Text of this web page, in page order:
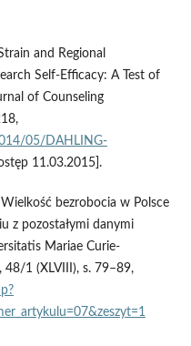
and Regional
Self-Efficacy: A Test of
of Counseling
05/DAHLING-
11.03.2015].
bezrobocia w Polsce
z pozostałymi danymi
Mariae Curie-
48/1 (XLVIII), s. 79–89,